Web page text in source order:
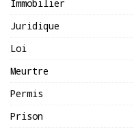
Immobilier
Juridique
Loi
Meurtre
Permis
Prison